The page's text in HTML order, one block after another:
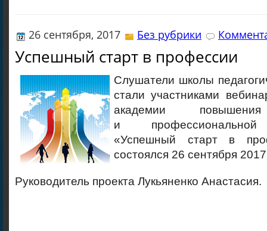
26 сентября, 2017 Без рубрики
Успешный старт в профессии
Слушатели школы
стали участниками
академии
и профессиональной
«Успешный старт в
состоялся 26 сентября 2017
Руководитель проекта Лукьяненко Анастасия.